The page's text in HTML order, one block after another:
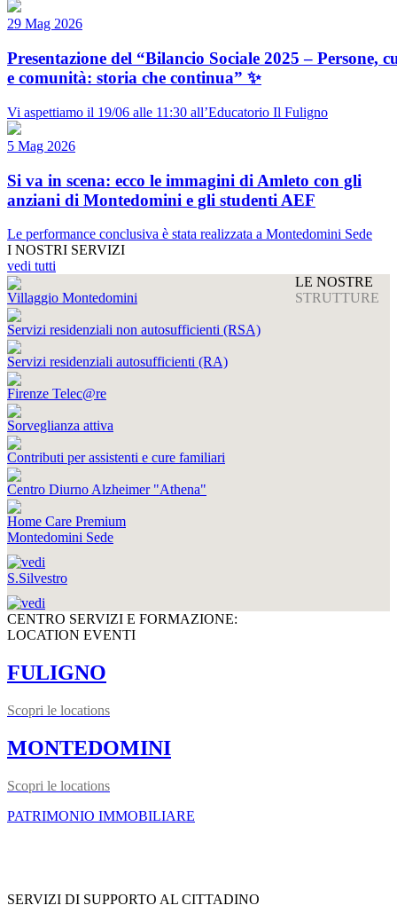
29 Mag 2026
Presentazione del “Bilancio Sociale 2025 – Persone,
e comunità: storia che continua” ✨
Vi aspettiamo il 19/06 alle 11:30 all’Educatorio Il Fuligno
5 Mag 2026
Si va in scena: ecco le immagini di Amleto con gli
anziani di Montedomini e gli studenti AEF
Le performance conclusiva è stata realizzata a Montedomini Sede
I NOSTRI SERVIZI
vedi tutti
Villaggio Montedomini
Servizi residenziali non autosufficienti (RSA)
Servizi residenziali autosufficienti (RA)
Firenze Telec@re
Sorveglianza attiva
Contributi per assistenti e cure familiari
Centro Diurno Alzheimer "Athena"
Home Care Premium
LE NOSTRE
STRUTTURE
Montedomini Sede
S.Silvestro
CENTRO SERVIZI E FORMAZIONE:
LOCATION EVENTI
FULIGNO
Scopri le locations
MONTEDOMINI
Scopri le locations
PATRIMONIO IMMOBILIARE
SERVIZI DI SUPPORTO AL CITTADINO